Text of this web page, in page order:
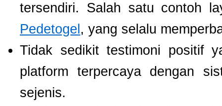
tersendiri. Salah satu contoh
Pedetogel , yang selalu
Tidak sedikit testimoni positif
platform terpercaya dengan
sejenis.